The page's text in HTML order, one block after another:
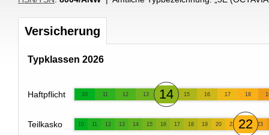
Versicherung
Typklassen 2026
Haftpflicht 10 11 12 13 14 15 16 17 18
Teilkasko 10 11 12 13 14 15 16 17 18 19 20 21 22 23